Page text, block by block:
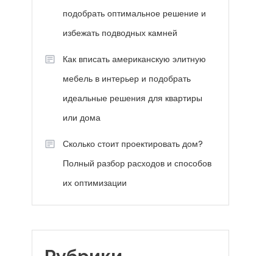
подобрать оптимальное решение и
избежать подводных камней
Как вписать американскую элитную
мебель в интерьер и подобрать
идеальные решения для квартиры
или дома
Сколько стоит проектировать дом?
Полный разбор расходов и способов
их оптимизации